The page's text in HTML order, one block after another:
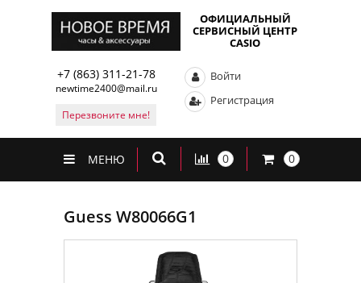
ОФИЦИАЛЬНЫЙ
СЕРВИСНЫЙ ЦЕНТР
CASIO
+7 (863) 311-21-78
newtime2400@mail.ru
Перезвоните мне!
Войти
Регистрация
МЕНЮ 0 0
Guess W80066G1